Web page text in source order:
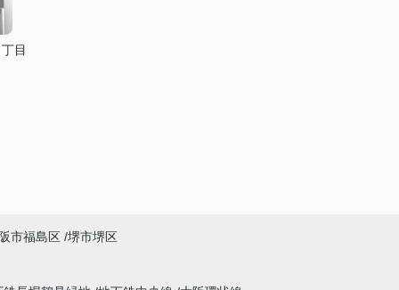
目
市福島区 堺市堺区